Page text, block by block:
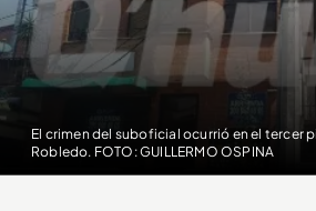
El crimen del suboficial ocurrió en el tercer
Robledo. FOTO: GUILLERMO OSPINA